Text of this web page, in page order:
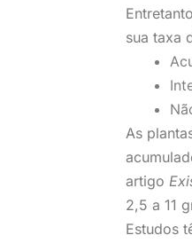
sua taxa
As
artigo
2,5 a 11
Estudos